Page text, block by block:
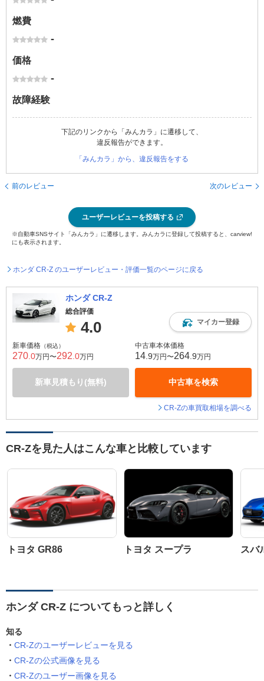
燃費
-
価格
-
故障経験
下記のリンクから「みんカラ」に遷移して、
違反報告ができます。
「みんカラ」から、違反報告をする
前のレビュー 次のレビュー
ユーザーレビューを投稿する
※自動車SNSサイト「みんカラ」に遷移します。みんカラに登録して投稿すると、carview!
にも表示されます。
ホンダ CR-Z のユーザーレビュー・評価一覧のページに戻る
ホンダ CR-Z
総合評価
4.0 マイカー登録
新車価格 （税込）
270 .0万円〜292 .0万円
新車見積もり(無料)
中古車本体価格
14 .9万円〜264 .9万円
中古車を検索
CR-Zの車買取相場を調べる
CR-Zを見た人はこんな車と比較しています
トヨタ GR86 トヨタ スープラ スバ
ホンダ CR-Z についてもっと詳しく
知る
CR-Zのユーザーレビューを見る
CR-Zの公式画像を見る
CR-Zのユーザー画像を見る